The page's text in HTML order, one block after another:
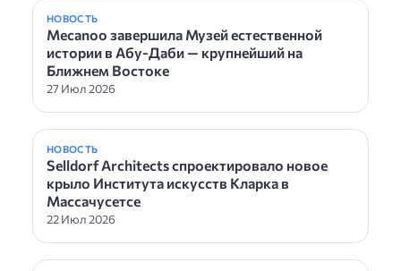
НОВОСТЬ
Mecanoo завершила Музей естественной
истории в Абу-Даби — крупнейший на
Ближнем Востоке
27 Июл 2026
НОВОСТЬ
Selldorf Architects спроектировало новое
крыло Института искусств Кларка в
Массачусетсе
22 Июл 2026